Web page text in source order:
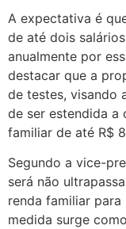
A expectativa é
de até dois
anualmente por
destacar que a
de testes, visando
de ser estendida a
familiar de até R$
Segundo a vice-
será não
renda familiar para
medida surge